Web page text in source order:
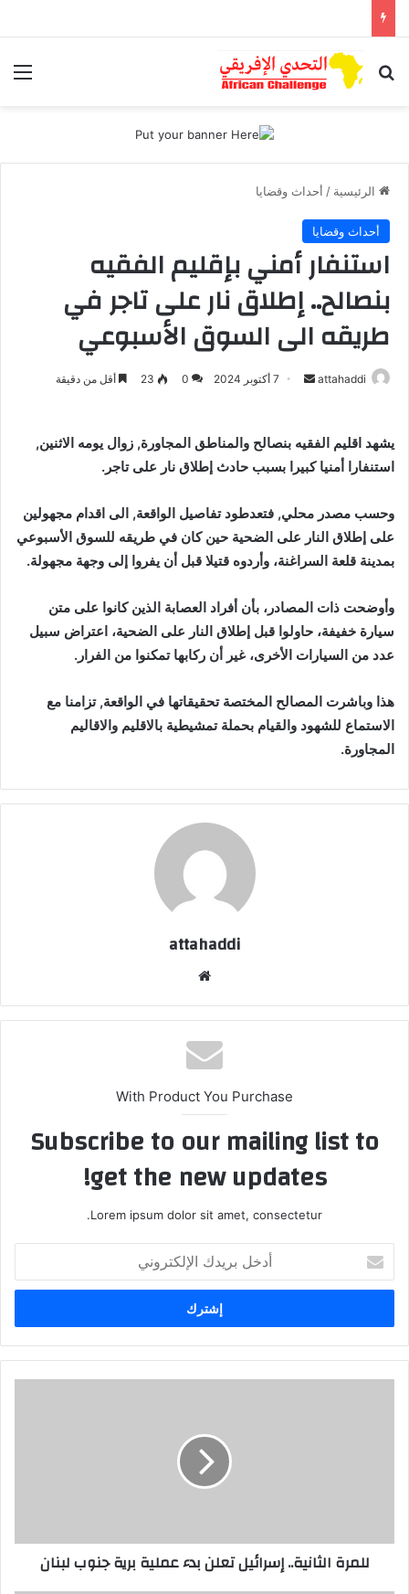
بحث عن
الرئيسية / أحداث وقضايا
أحداث وقضايا
استنفار أمني بإقليم الفقيه
بنصالح.. إطلاق نار على تاجر في
طريقه الى السوق الأسبوعي
attahaddi
أرسل 7 أكتوبر 2024 0
23 أقل من دقيقة
يشهد اقليم الفقيه بنصالح والمناطق المجاورة, زوال يومه الاثنين,
استنفارا أمنيا كبيرا بسبب حادث إطلاق نار على تاجر.
وحسب مصدر محلي, فتعدطود تفاصيل الواقعة, الى اقدام مجهولين
على إطلاق النار على الضحية حين كان في طريقه للسوق الأسبوعي
بمدينة قلعة السراغنة، وأردوه قتيلا قبل أن يفروا إلى وجهة مجهولة.
وأوضحت ذات المصادر، بأن أفراد العصابة الذين كانوا على متن
سيارة خفيفة، حاولوا قبل إطلاق النار على الضحية، اعتراض سبيل
عدد من السيارات الأخرى، غير أن ركابها تمكنوا من الفرار.
هذا وباشرت المصالح المختصة تحقيقاتها في الواقعة, تزامنا مع
الاستماع للشهود والقيام بحملة تمشيطية بالاقليم والاقاليم
المجاورة.
attahaddi
With Product You Purchase
Subscribe to our mailing list to
get the new updates!
Lorem ipsum dolor sit amet, consectetur.
بريدك
الإلكتروني
للمرة الثانية.. إسرائيل تعلن بدء عملية برية جنوب لبنان